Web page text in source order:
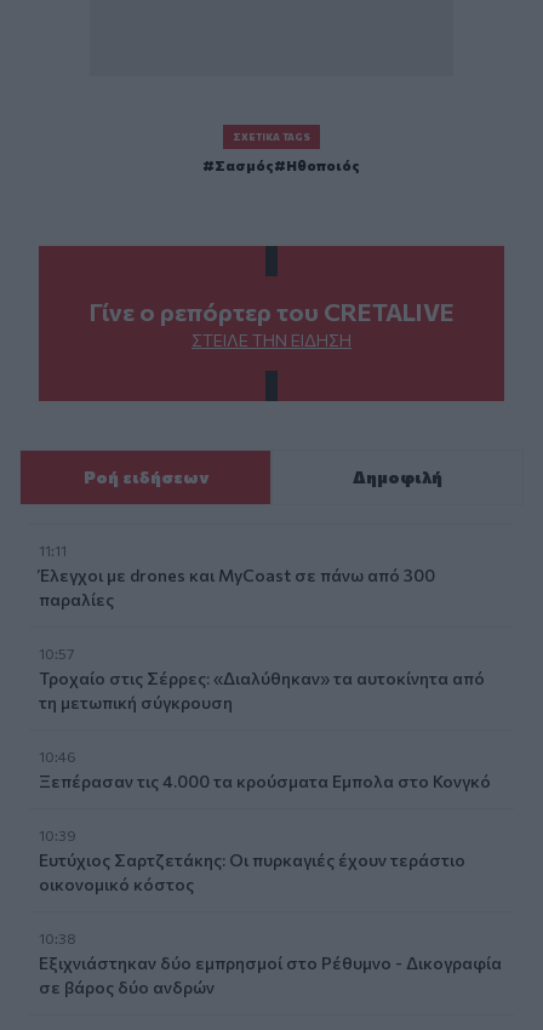
ΣΧΕΤΙΚΆ TAGS
Σασμός Ηθοποιός
Γίνε ο ρεπόρτερ του CRETALIVE
ΣΤΕΊΛΕ ΤΗΝ ΕΊΔΗΣΗ
Ροή ειδήσεων Δημοφιλή
11:11
Έλεγχοι με drones και MyCoast σε πάνω από 300
παραλίες
10:57
Τροχαίο στις Σέρρες: «Διαλύθηκαν» τα αυτοκίνητα από
τη μετωπική σύγκρουση
10:46
Ξεπέρασαν τις 4.000 τα κρούσματα Εμπολα στο Κονγκό
10:39
Ευτύχιος Σαρτζετάκης: Οι πυρκαγιές έχουν τεράστιο
οικονομικό κόστος
10:38
Εξιχνιάστηκαν δύο εμπρησμοί στο Ρέθυμνο - Δικογραφία
σε βάρος δύο ανδρών